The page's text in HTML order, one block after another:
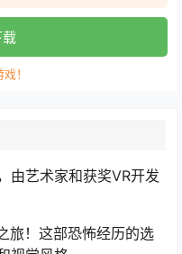
！
由艺术家和获奖VR开发
旅！这部恐怖经历的选